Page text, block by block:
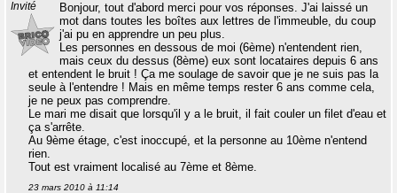
Invité
Bonjour, tout d'abord merci pour vos réponses. J'ai laissé un
mot dans toutes les boîtes aux lettres de l'immeuble, du coup
j'ai pu en apprendre un peu plus.
Les personnes en dessous de moi (6ème) n'entendent rien,
mais ceux du dessus (8ème) eux sont locataires depuis 6 ans
et entendent le bruit ! Ça me soulage de savoir que je ne suis pas la
seule à l'entendre ! Mais en même temps rester 6 ans comme cela,
je ne peux pas comprendre.
Le mari me disait que lorsqu'il y a le bruit, il fait couler un filet d'eau et
ça s'arrête.
Au 9ème étage, c'est inoccupé, et la personne au 10ème n'entend
rien.
Tout est vraiment localisé au 7ème et 8ème.
23 mars 2010 à 11:14